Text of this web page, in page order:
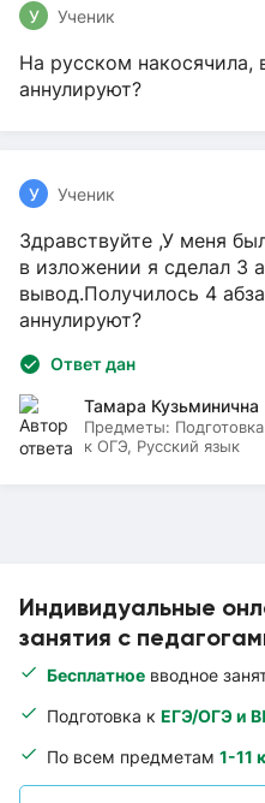
Индивидуальные
занятия с
Бесплатное вводное
Подготовка к ЕГЭ/ОГЭ и
По всем предметам 1-11
У Ученик
На русском накосячила,
аннулируют?
У Ученик
Здравствуйте ,У меня
в изложении я сделал 3
вывод.Получилось 4
аннулируют?
Ответ дан
Тамара Кузьминична
Предметы:
к ОГЭ, Русский язык